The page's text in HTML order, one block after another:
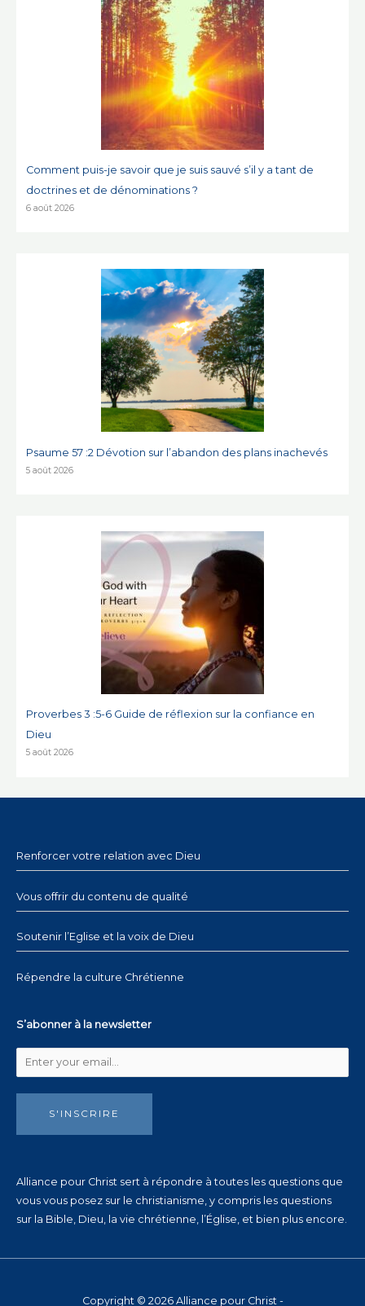
Comment puis-je savoir que je suis sauvé s’il y a tant de
doctrines et de dénominations ?
6 août 2026
Psaume 57 :2 Dévotion sur l’abandon des plans inachevés
5 août 2026
Proverbes 3 :5-6 Guide de réflexion sur la confiance en
Dieu
5 août 2026
Renforcer votre relation avec Dieu
Vous offrir du contenu de qualité
Soutenir l’Eglise et la voix de Dieu
Répendre la culture Chrétienne
S’abonner à la newsletter
S'INSCRIRE
Alliance pour Christ sert à répondre à toutes les questions que
vous vous posez sur le christianisme, y compris les questions
sur la Bible, Dieu, la vie chrétienne, l’Église, et bien plus encore.
Copyright © 2026 Alliance pour Christ -